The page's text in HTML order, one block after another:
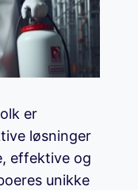
er
løsninger
effektive og
unikke